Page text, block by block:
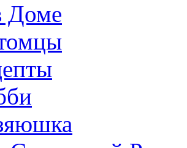
Доме